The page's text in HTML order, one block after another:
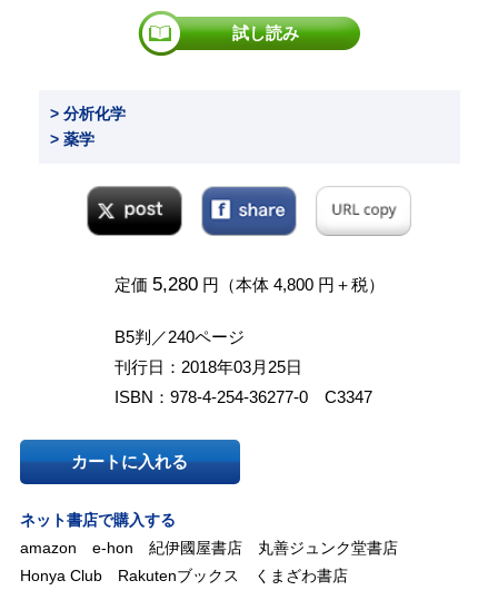
試し読み
> 分析化学
> 薬学
定価 5,280円（本体 4,800 円＋税）
B5判／240ページ
刊行日：2018年03月25日
ISBN：978-4-254-36277-0 C3347
カートに入れる
ネット書店で購入する
amazon
e-hon 紀伊國屋書店
丸善ジュンク堂書店
Honya Club
Rakutenブックス くまざわ書店